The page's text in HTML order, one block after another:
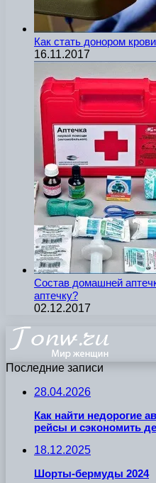
Как стать донором крови
16.11.2017
Состав домашней
аптечку?
02.12.2017
Последние записи
28.04.2026
Как найти недорогие
рейсы и сэкономить
18.12.2025
Шорты-бермуды 2024